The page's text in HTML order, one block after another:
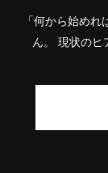
「何から始め
ん。
現状のヒ